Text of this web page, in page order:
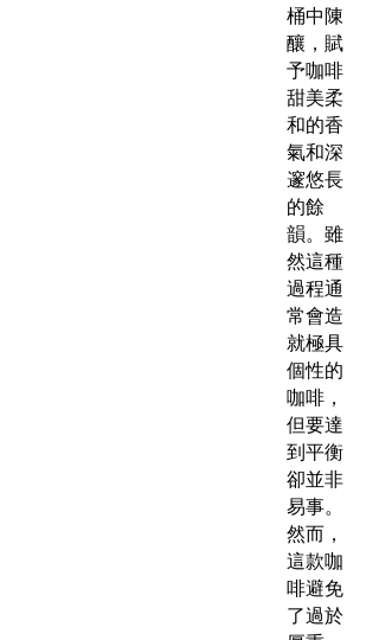
桶中陳
釀，賦
予咖啡
甜美柔
和的香
氣和深
邃悠長
的餘
韻。雖
然這種
過程通
常會造
就極具
個性的
咖啡，
但要達
到平衡
卻並非
易事。
然而，
這款咖
啡避免
了過於